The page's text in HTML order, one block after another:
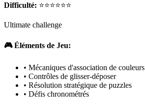
Difficulté: ⭐⭐⭐⭐⭐⭐
Ultimate challenge
🎮 Éléments de Jeu:
• Mécaniques d'association de couleurs
• Contrôles de glisser-déposer
• Résolution stratégique de puzzles
• Défis chronométrés